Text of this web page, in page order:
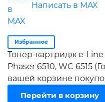
Написать в MAX
Избранное
Тонер-картридж e-Line
Phaser 6510, WC 6515
вашей корзине
Перейти в корзину